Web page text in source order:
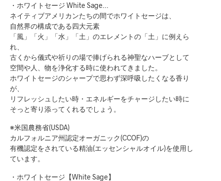
・ホワイトセージ White Sage…
ネイティブアメリカンたちの間でホワイトセージは、
自然界の構成である四大元素
「風」「火」「水」「土」のエレメントの「土」に例えら
れ、
古くから儀式や祈りの場で捧げられる神聖なハーブとして
空間や人、物を浄化する時に使われてきました。
ホワイトセージのシャープで思わず深呼吸したくなる香り
が、
リフレッシュしたい時・エネルギーをチャージしたい時に
そっと寄り添ってくれるでしょう。
※米国農務省(USDA)
カルフォルニア州認定オーガニック(CCOF)の
有機認定をされている精油(エッセンシャルオイル)を使用し
ています。
・ホワイトセージ【White Sage】